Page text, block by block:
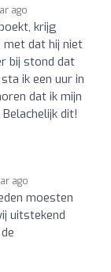
ago
krijg
dat hij niet
bij stond dat
ik een uur in
dat ik mijn
dit!
ago
moesten
uitstekend